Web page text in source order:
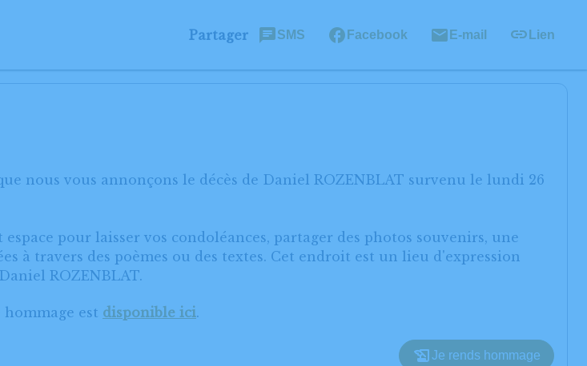
Partager SMS Facebook E-mail Lien
nous vous annonçons le décès de Daniel ROZENBLAT survenu le lundi 26
pour laisser vos condoléances, partager des photos souvenirs, une
à travers des poèmes ou des textes. Cet endroit est un lieu d'expression
ROZENBLAT.
est disponible ici.
Je rends hommage